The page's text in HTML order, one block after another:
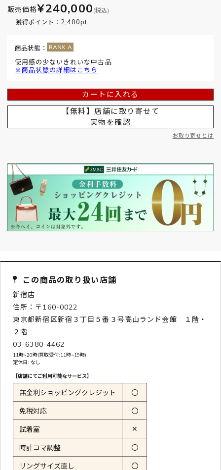
販売価格¥240,000 (税込)
獲得ポイント： 2,400pt
商品状態：
使用感の少ないきれいな中古品
※商品状態の詳細はこちら
カートに入れる
【無料】店舗に取り寄せて
実物を確認
お取り寄せとは
この商品の取り扱い店舗
新宿店
住所：〒160-0022
東京都新宿区新宿３丁目５番３号高山ランド会館 １階・
２階
03-6380-4462
11時~20時(買取受付:11時~19時)
定休日: なし
【店舗にてご利用可能なサービス】
無金利ショッピングクレジット 〇
免税対応 〇
試着室 ✕
時計コマ調整 〇
リングサイズ直し 〇